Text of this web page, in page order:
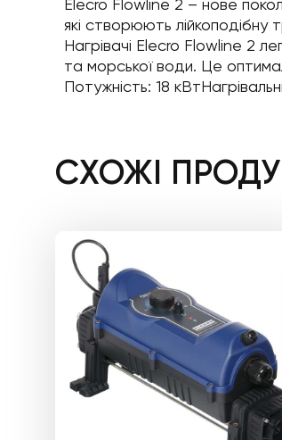
Elecro Flowline 2 – нове
які створюють
Нагрівачі Elecro Flowline 2
та морської води. Це
Потужність: 18
СХОЖІ